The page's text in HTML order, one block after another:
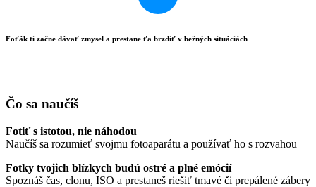
Foťák ti začne dávať zmysel a prestane ťa brzdiť v bežných situáciách
Čo sa naučíš
Fotiť s istotou, nie náhodou
Naučíš sa rozumieť svojmu fotoaparátu a používať ho s rozvahou
Fotky tvojich blízkych budú ostré a plné emócií
Spoznáš čas, clonu, ISO a prestaneš riešiť tmavé či prepálené zábery